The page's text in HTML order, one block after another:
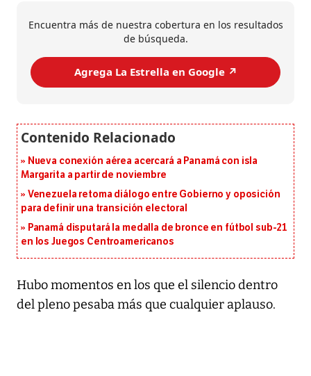
Encuentra más de nuestra cobertura en los resultados
de búsqueda.
Agrega La Estrella en Google ↗️
Nueva conexión aérea acercará a Panamá con isla
Margarita a partir de noviembre
Venezuela retoma diálogo entre Gobierno y oposición
para definir una transición electoral
Panamá disputará la medalla de bronce en fútbol sub-21
en los Juegos Centroamericanos
Hubo momentos en los que el silencio dentro
del pleno pesaba más que cualquier aplauso.